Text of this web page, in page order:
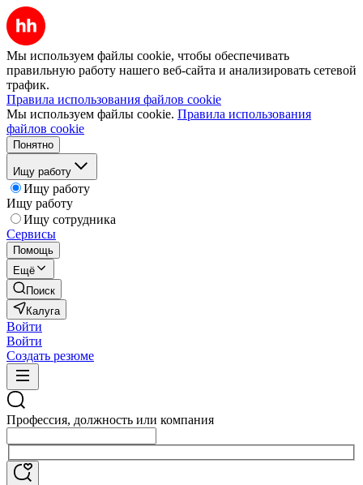
Мы используем файлы cookie, чтобы обеспечивать
правильную работу нашего веб-сайта и анализировать сетевой
трафик.
Правила использования файлов cookie
Мы используем файлы cookie. Правила использования
файлов cookie
Понятно
Ищу работу
Ищу работу
Ищу работу
Ищу сотрудника
Сервисы
Помощь
Ещё
Поиск
Калуга
Войти
Войти
Создать резюме
Профессия, должность или компания